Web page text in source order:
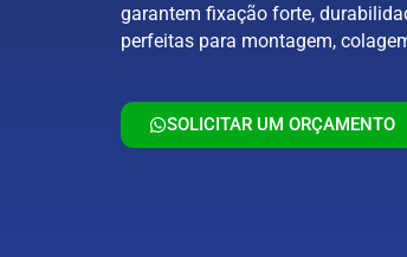
garantem fixação forte,
perfeitas para montagem,
SOLICITAR UM ORÇAMENTO